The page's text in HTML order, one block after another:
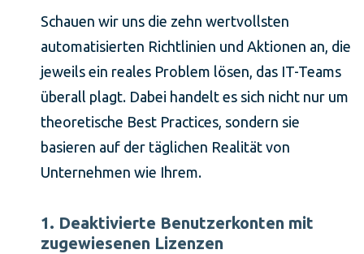
Schauen wir uns die zehn wertvollsten
automatisierten Richtlinien und Aktionen an, die
jeweils ein reales Problem lösen, das IT-Teams
überall plagt. Dabei handelt es sich nicht nur um
theoretische Best Practices, sondern sie
basieren auf der täglichen Realität von
Unternehmen wie Ihrem.
1. Deaktivierte Benutzerkonten mit
zugewiesenen Lizenzen